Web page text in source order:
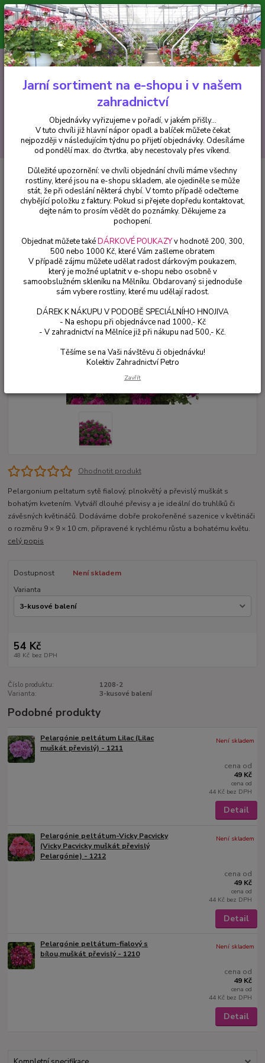
Minimální hodnota pro odeslání z e-shopu je 300 Kč.
V tuto chvíli již hlavní nápor objednávek opadl a balíček můžete čekat
nejpozději v následujícím týdnu po přijetí objednávky. Objednávky
vyřizujeme v pořadí, v jakém přišly...
CZK
Hledat
+420 602 223 614 0ks
za0 Kč
Pelargonie
Pelargónie peltátum sytě fialový ( převislý plnokvětý) -
cena za kus v 3-kusovém balení
Pelargónie peltátum sytě fialový
( převislý plnokvětý) - cena za kus
v 3-kusovém balení
Ohodnotit produkt
Pelargonium peltatum sytě fialový, plnokvětý a převislý muškát s
bohatým kvetením. Vytváří dlouhé převisy a je ideální do truhlíků či
závěsných květináčů. Dodáváme dobře prokořeněné sazenice v květináči
o rozměru 9 × 9 × 10 cm, připravené k rychlému růstu a bohatému květu.
celý popis
Dostupnost
Není skladem
Varianta
54 Kč
48 Kč bez DPH
Číslo produktu:
1208-2
Varianta:
3-kusové balení
Podobné produkty
Pelargónie peltátum Lilac (Lilac
muškát převislý) - 1211
cena od
49 Kč
cena od
44 Kč bez DPH
Není skladem
Detail
Pelargónie peltátum-Vicky Pacvicky
(Vicky Pacvicky muškát převislý
Pelargónie) - 1212
cena od
49 Kč
cena od
44 Kč bez DPH
Není skladem
Detail
Pelargónie peltátum-fialový s
bílou,muškát převislý - 1210
cena od
49 Kč
cena od
44 Kč bez DPH
Není skladem
Detail
Jarní sortiment na e-shopu i v našem
zahradnictví
Objednávky vyřizujeme v pořadí, v jakém přišly...
V tuto chvíli již hlavní nápor opadl a balíček můžete čekat
nejpozději v následujícím týdnu po přijetí objednávky. Odesíláme
od pondělí max. do čtvrtka, aby necestovaly přes víkend.
Důležité upozornění: ve chvíli objednání chvíli máme všechny
rostliny, které jsou na e-shopu skladem, ale ojediněle se může
stát, že při odeslání některá chybí. V tomto případě odečteme
chybějící položku z faktury. Pokud si přejete dopředu kontaktovat,
dejte nám to prosím vědět do poznámky. Děkujeme za
pochopení.
Objednat můžete takéDÁRKOVÉ POUKAZYv hodnotě 200, 300,
500 nebo 1000 Kč, které Vám zašleme obratem
V případě zájmu můžete udělat radost dárkovým poukazem,
který je možné uplatnit v e-shopu nebo osobně v
samoobslužném skleníku na Mělníku. Obdarovaný si jednoduše
sám vybere rostliny, které mu udělají radost.
DÁREK K NÁKUPU V PODOBĚ SPECIÁLNÍHO HNOJIVA
- Na eshopu při objednávce nad 1000,- Kč
- V zahradnictví na Mělníce již při nákupu nad 500,- Kč.
Těšíme se na Vaši návštěvu či objednávku!
Kolektiv Zahradnictví Petro
Zavřít